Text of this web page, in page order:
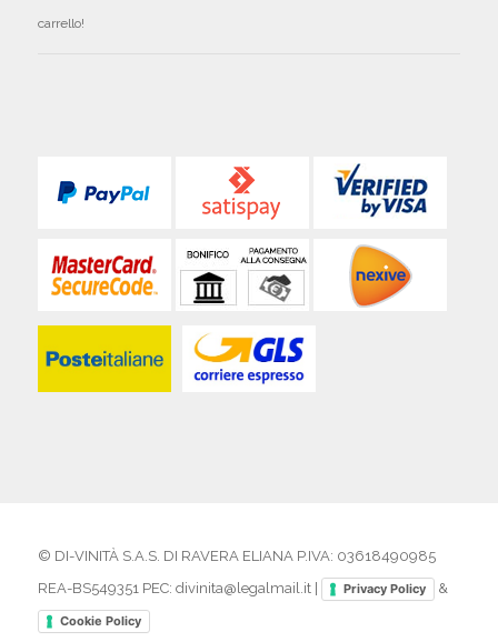
carrello!
© DI-VINITÀ S.A.S. DI RAVERA ELIANA P.IVA: 03618490985
REA-BS549351 PEC: divinita@legalmail.it |
Privacy Policy &
Cookie Policy